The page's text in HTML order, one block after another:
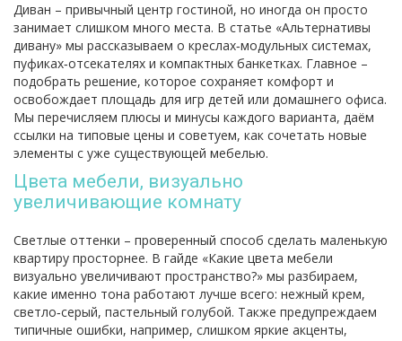
Диван – привычный центр гостиной, но иногда он просто
занимает слишком много места. В статье «Альтернативы
дивану» мы рассказываем о креслах‑модульных системах,
пуфиках‑отсекателях и компактных банкетках. Главное –
подобрать решение, которое сохраняет комфорт и
освобождает площадь для игр детей или домашнего офиса.
Мы перечисляем плюсы и минусы каждого варианта, даём
ссылки на типовые цены и советуем, как сочетать новые
элементы с уже существующей мебелью.
Цвета мебели, визуально
увеличивающие комнату
Светлые оттенки – проверенный способ сделать маленькую
квартиру просторнее. В гайдe «Какие цвета мебели
визуально увеличивают пространство?» мы разбираем,
какие именно тона работают лучше всего: нежный крем,
светло‑серый, пастельный голубой. Также предупреждаем
типичные ошибки, например, слишком яркие акценты,